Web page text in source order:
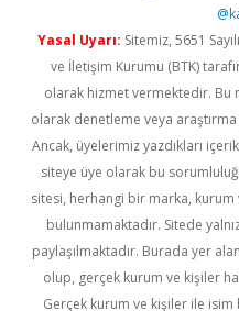
Yasal Uyarı: Sitemiz, 5651
ve İletişim Kurumu (BTK)
olarak hizmet vermektedir.
olarak denetleme veya
Ancak, üyelerimiz yazdıkları
siteye üye olarak bu
sitesi, herhangi bir marka, kurum
bulunmamaktadır. Sitede
paylaşılmaktadır. Burada yer
olup, gerçek kurum ve kişiler
Gerçek kurum ve kişiler ile